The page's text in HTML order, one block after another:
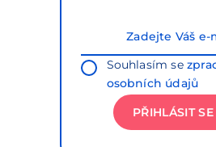
Souhlasím se
osobních údajů
PŘIHLÁSIT SE